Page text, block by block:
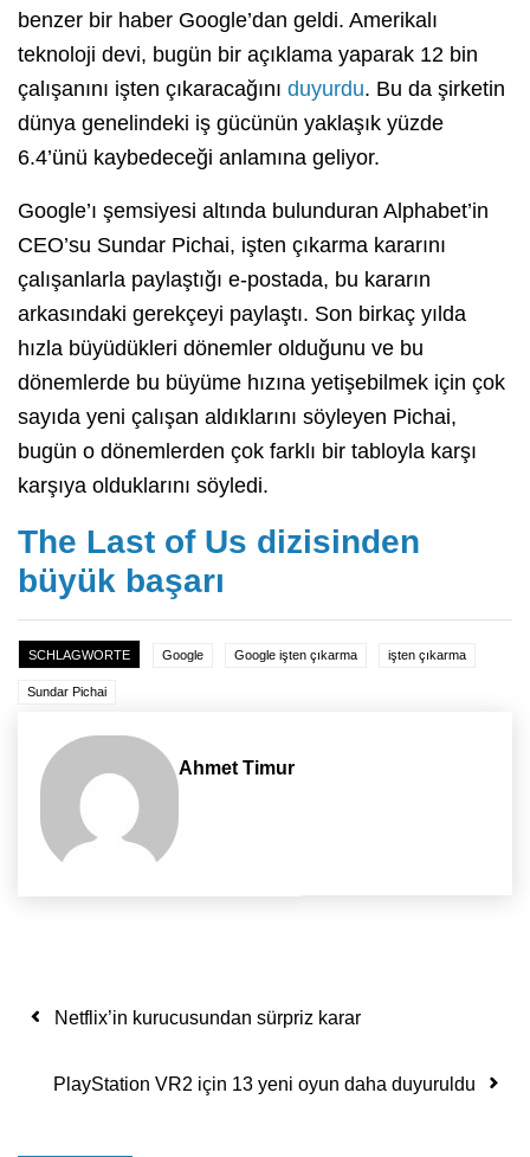
benzer bir haber Google’dan geldi. Amerikalı
teknoloji devi, bugün bir açıklama yaparak 12 bin
çalışanını işten çıkaracağını duyurdu. Bu da şirketin
dünya genelindeki iş gücünün yaklaşık yüzde
6.4’ünü kaybedeceği anlamına geliyor.
Google’ı şemsiyesi altında bulunduran Alphabet’in
CEO’su Sundar Pichai, işten çıkarma kararını
çalışanlarla paylaştığı e-postada, bu kararın
arkasındaki gerekçeyi paylaştı. Son birkaç yılda
hızla büyüdükleri dönemler olduğunu ve bu
dönemlerde bu büyüme hızına yetişebilmek için çok
sayıda yeni çalışan aldıklarını söyleyen Pichai,
bugün o dönemlerden çok farklı bir tabloyla karşı
karşıya olduklarını söyledi.
The Last of Us dizisinden
büyük başarı
SCHLAGWORTE Google Google işten çıkarma işten çıkarma
Sundar Pichai
Ahmet Timur
Yazı dolaşımı
Netflix’in kurucusundan sürpriz karar
PlayStation VR2 için 13 yeni oyun daha duyuruldu